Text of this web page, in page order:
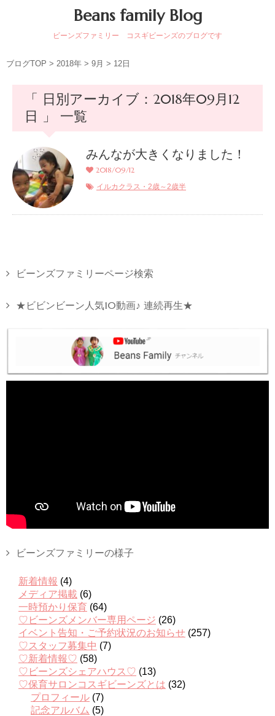
Beans family Blog
ビーンズファミリー コスギビーンズのブログです
ブログTOP > 2018年 > 9月 > 12日
「 日別アーカイブ：2018年09月12
日 」 一覧
みんなが大きくなりました！
2018/09/12
イルカクラス・2歳～2歳半
ビーンズファミリーページ検索
★ビビンビーン人気10動画♪ 連続再生★
ビーンズファミリーの様子
新着情報 (4)
メディア掲載 (6)
一時預かり保育 (64)
♡ビーンズメンバー専用ページ (26)
イベント告知・ご予約状況のお知らせ (257)
♡スタッフ募集中 (7)
♡新着情報♡ (58)
♡ビーンズシェアハウス♡ (13)
♡保育サロンコスギビーンズとは (32)
プロフィール (7)
記念アルバム (5)